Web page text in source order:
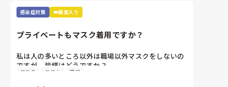
マスクしています。
使い捨てのマスクなので
気持ち少し暑さがマシな気がします。
感染症対策 👑殿堂入り
プライベートもマスク着用ですか？
私は人の多いところ以外は職場以外マスクをしないの
ですが、皆様はどうですか？
職場が近いと人の目も気になるところですが、マスク
マスク コロナ 職場